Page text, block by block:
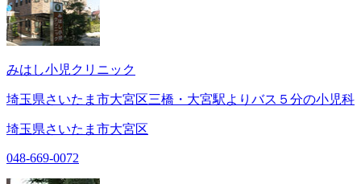
みはし小児クリニック
埼玉県さいたま市大宮区三橋・大宮駅よりバス５分の小児科
埼玉県さいたま市大宮区
048-669-0072